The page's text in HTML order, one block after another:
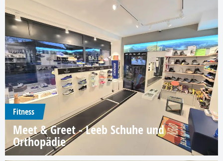
Fitness
Meet & Greet - Leeb Schuhe und
Orthopädie